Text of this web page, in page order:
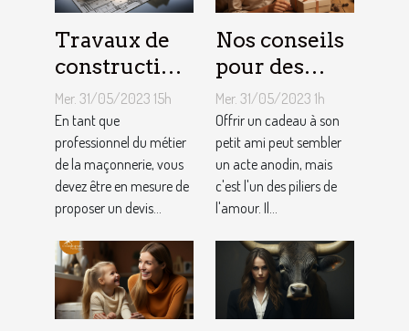
Travaux de
construction
d’une maison
: Comment
établir le
devis avec un
artisan
maçon ?
Mer. 31/05/2023 15h
En tant que
professionnel du métier
de la maçonnerie, vous
devez être en mesure de
proposer un devis...
Nos conseils
pour des
cadeaux
idéaux et
originaux
pour votre
petit ami
Mer. 31/05/2023 1h
Offrir un cadeau à son
petit ami peut sembler
un acte anodin, mais
c'est l'un des piliers de
l'amour. Il...